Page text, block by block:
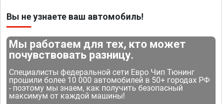
Вы не узнаете ваш автомобиль!
Мы работаем для тех, кто может
почувствовать разницу.
Специалисты федеральной сети Евро Чип Тюнинг
прошили более 10 000 автомобилей в 50+ городах РФ
- поэтому мы знаем, как получить безопасный
максимум от каждой машины!